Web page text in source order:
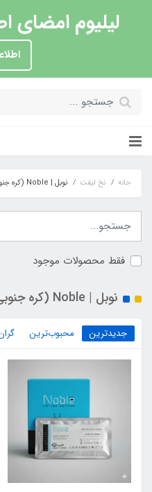
لیلیوم امضای
خانه نخ لیفت نوبل | Noble (کره جنوبی)
فقط محصولات موجود
نوبل | Noble (کره جنوبی)
جدیدترین محبوب‌ترین